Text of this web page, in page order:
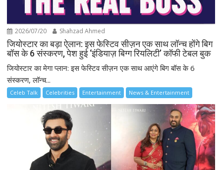
2026/07/20 Shahzad Ahmed
जियोस्टार का बड़ा ऐलान: इस फेस्टिव सीज़न एक साथ लॉन्च होंगे बिग
बॉस के 6 संस्करण, पेश हुई ‘इंडियाज़ बिग्ग रियलिटी’ कॉफी टेबल बुक
जियोस्टार का मेगा प्लान: इस फेस्टिव सीज़न एक साथ आएंगे बिग बॉस के 6
संस्करण, लॉन्च...
Celeb Talk Celebrities Entertainment News & Entertainment